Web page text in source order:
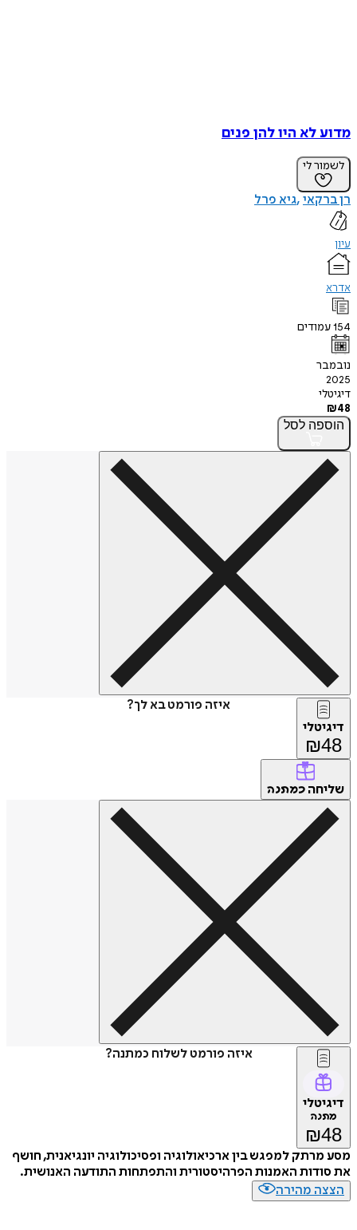
מדוע לא היו להן פנים
לשמור לי
רן ברקאי גיא פרל
עיון
אדרא
154עמודים
נובמבר
2025
דיגיטלי
₪48
הוספה לסל
איזה פורמט בא לך?
דיגיטלי
₪48
שליחה כמתנה
איזה פורמט לשלוח כמתנה?
דיגיטלי
מתנה
₪48
מסע מרתק למפגש בין ארכיאולוגיה ופסיכולוגיה יונגיאנית, חושף
את סודות האמנות הפרהיסטורית והתפתחות התודעה האנושית.
הצצה מהירה